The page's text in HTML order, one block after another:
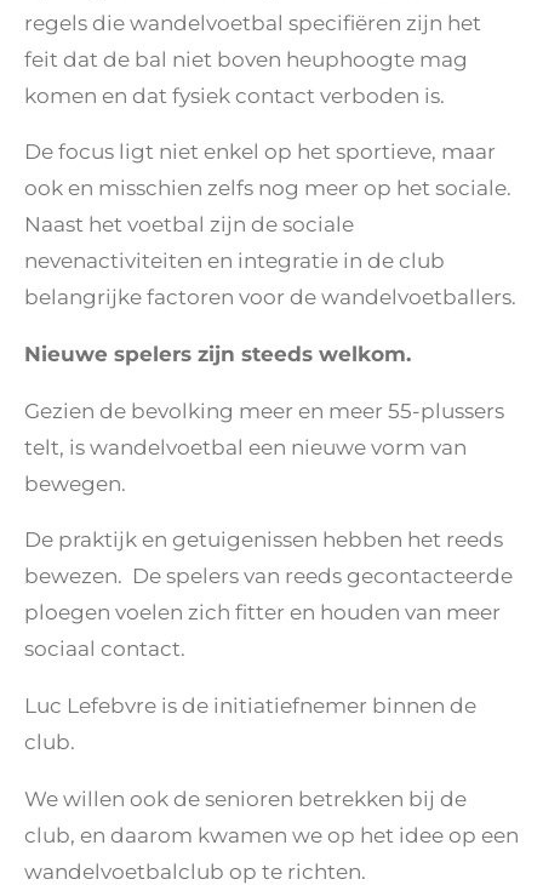
regels die wandelvoetbal specifiëren zijn het
feit dat de bal niet boven heuphoogte mag
komen en dat fysiek contact verboden is.
De focus ligt niet enkel op het sportieve, maar
ook en misschien zelfs nog meer op het sociale.
Naast het voetbal zijn de sociale
nevenactiviteiten en integratie in de club
belangrijke factoren voor de wandelvoetballers.
Nieuwe spelers zijn steeds welkom.
Gezien de bevolking meer en meer 55-plussers
telt, is wandelvoetbal een nieuwe vorm van
bewegen.
De praktijk en getuigenissen hebben het reeds
bewezen. De spelers van reeds gecontacteerde
ploegen voelen zich fitter en houden van meer
sociaal contact.
Luc Lefebvre is de initiatiefnemer binnen de
club.
We willen ook de senioren betrekken bij de
club, en daarom kwamen we op het idee op een
wandelvoetbalclub op te richten.